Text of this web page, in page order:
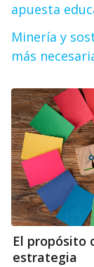
apuesta
Minería y
más
El propósito
estrategia